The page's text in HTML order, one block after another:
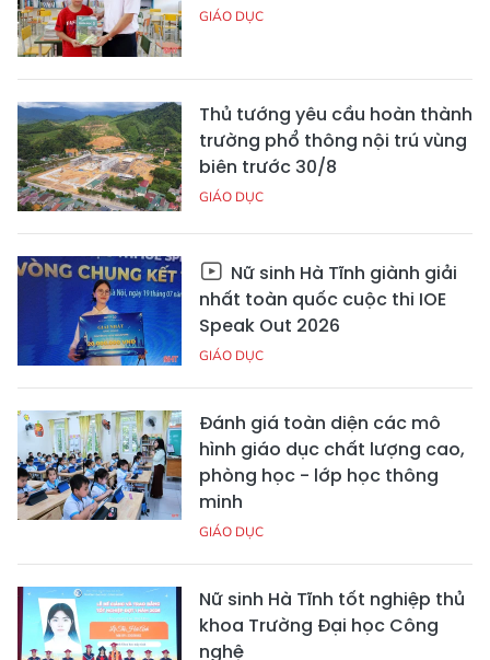
GIÁO DỤC
Thủ tướng yêu cầu hoàn thành
trường phổ thông nội trú vùng
biên trước 30/8
GIÁO DỤC
Nữ sinh Hà Tĩnh giành giải
nhất toàn quốc cuộc thi IOE
Speak Out 2026
GIÁO DỤC
Đánh giá toàn diện các mô
hình giáo dục chất lượng cao,
phòng học - lớp học thông
minh
GIÁO DỤC
Nữ sinh Hà Tĩnh tốt nghiệp thủ
khoa Trường Đại học Công
nghệ